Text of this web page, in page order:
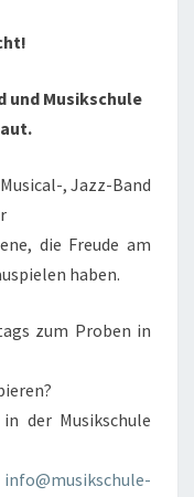
und Musikschule
, Jazz-Band
die Freude am
haben.
zum Proben in
der Musikschule
info@musikschule-